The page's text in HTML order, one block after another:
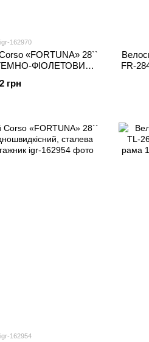
162970
«FORTUNA» 28``
ФІОЛЕТОВИЙ,
грн
FR-
162954